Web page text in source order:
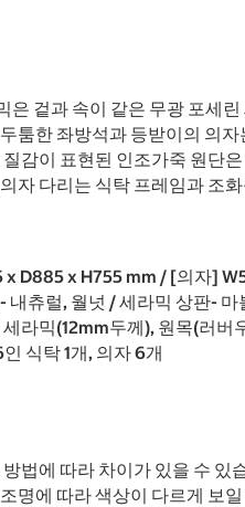
은 겉과 속이 같은 무광 포세린
툼한 좌방석과 등받이의 의
감이 표현된 인조가죽 원단
자 다리는 식탁 프레임과 조
x D885 x H755 mm / [의자]
내츄럴, 월넛 / 세라믹 상판-
라믹(12mm두께), 원목(러
식탁 1개, 의자 6개
법에 따라 차이가 있을 수 있
명에 따라 색상이 다르게 보